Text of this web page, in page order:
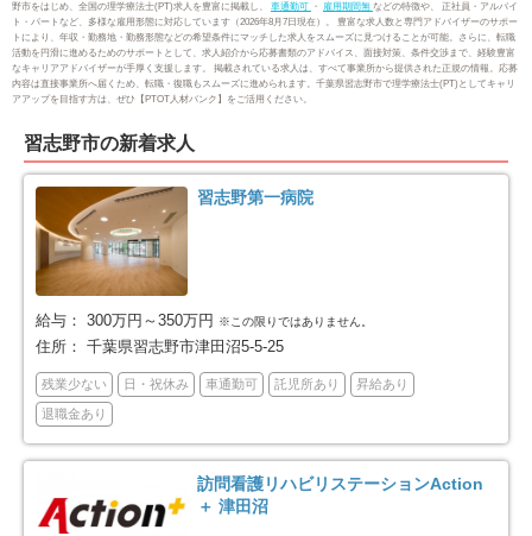
市川市 88 船橋市 176
館山市 14 木更津市 20
松戸市 136
茂原市 22 成田市
佐倉市 49
旭市
市原市 51
我孫子市 23
野市をはじめ、全国の理学療法士(PT)求人を豊富に掲載し、 車通勤可 ・ 雇用期間無 などの特徴や、 正社員・アルバイ
ト・パートなど、多様な雇用形態に対応しています（2026年8月7日現在）。 豊富な求人数と専門アドバイザーのサポー
トにより、年収・勤務地・勤務形態などの希望条件にマッチした求人をスムーズに見つけることが可能。さらに、転職
活動を円滑に進めるためのサポートとして、求人紹介から応募書類のアドバイス、面接対策、条件交渉まで、経験豊富
なキャリアアドバイザーが手厚く支援します。 掲載されている求人は、すべて事業所から提供された正規の情報。応募
内容は直接事業所へ届くため、転職・復職もスムーズに進められます。千葉県習志野市で理学療法士(PT)としてキャリ
アアップを目指す方は、ぜひ【PTOT人材バンク】をご活用ください。
習志野市の新着求人
習志野第一病院
給与： 300万円～350万円 ※この限りではありません。
住所： 千葉県習志野市津田沼5-5-25
残業少ない 日・祝休み 車通勤可 託児所あり 昇給あり
退職金あり
訪問看護リハビリステーションAction
＋ 津田沼